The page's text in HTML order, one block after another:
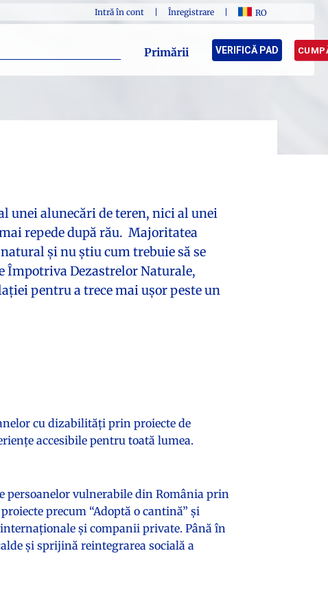
Intră în cont Înregistrare RO
Primării VERIFICĂ PAD
unei alunecări de teren, nici al unei
repede după rău. Majoritatea
și nu știu cum trebuie să se
Împotriva Dezastrelor Naturale,
pentru a trece mai ușor peste un
cu dizabilități prin proiecte de
accesibile pentru toată lumea.
persoanelor vulnerabile din România prin
precum “Adoptă o cantină” și
și companii private. Până în
și sprijină reintegrarea socială a